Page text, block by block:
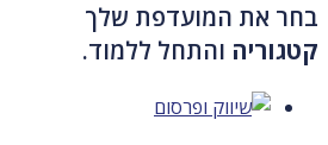
בחר את המועדפת שלך
קטגוריה והתחל ללמוד.